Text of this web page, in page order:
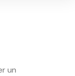
un